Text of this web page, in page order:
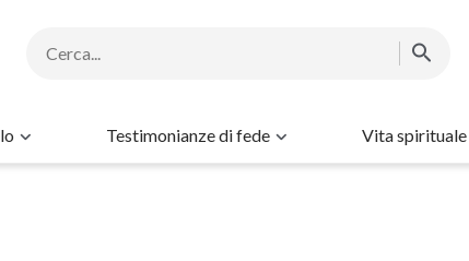
Testimonianze di fede Vita spirituale